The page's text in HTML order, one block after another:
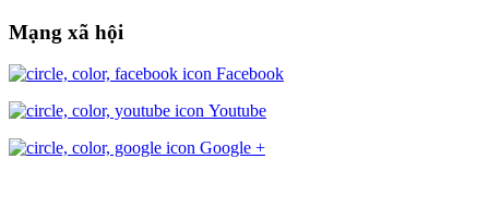
Mạng xã hội
Facebook
Youtube
Google +